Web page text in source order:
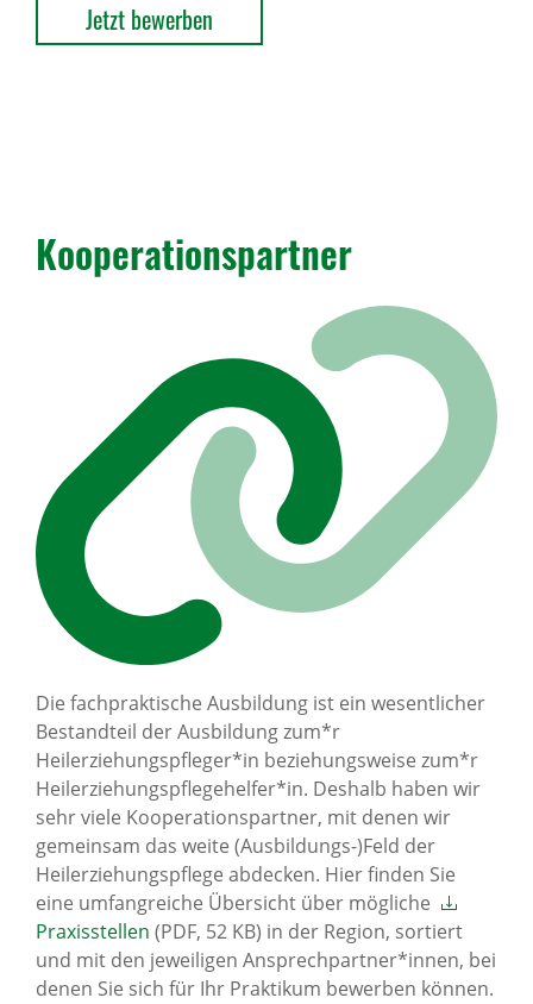
Jetzt bewerben
Kooperationspartner
Die fachpraktische Ausbildung ist ein wesentlicher
Bestandteil der Ausbildung zum*r
Heilerziehungspfleger*in beziehungsweise zum*r
Heilerziehungspflegehelfer*in. Deshalb haben wir
sehr viele Kooperationspartner, mit denen wir
gemeinsam das weite (Ausbildungs-)Feld der
Heilerziehungspflege abdecken. Hier finden Sie
eine umfangreiche Übersicht über mögliche
Praxisstellen (PDF, 52 KB) in der Region, sortiert
und mit den jeweiligen Ansprechpartner*innen, bei
denen Sie sich für Ihr Praktikum bewerben können.